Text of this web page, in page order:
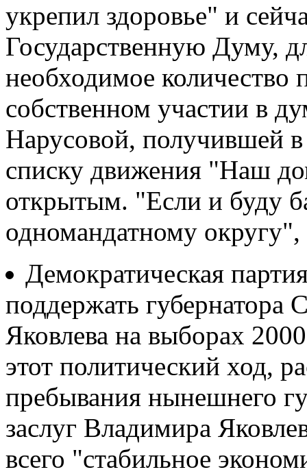
укрепил здоровье" и
Государственную Думу,
необходимое
собственном участии в
Нарусовой, получившей
списку движения "Наш
открытым. "Если и буду
одномандатному округу",
Демократическая
поддержать губернатора
Яковлева на выборах
этот политический ход,
пребывания нынешнего
заслуг Владимира
всего "стабильное